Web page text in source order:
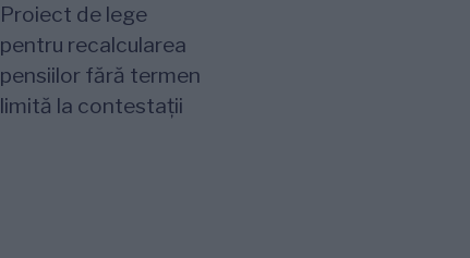
Proiect de lege
pentru recalcularea
pensiilor fără termen
limită la contestații